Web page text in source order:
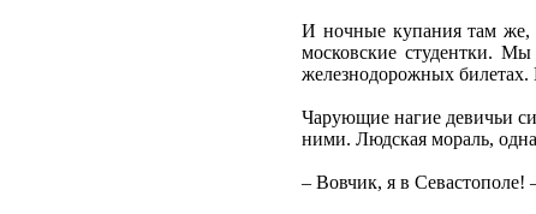
И ночные купания там же,
московские студентки.
железнодорожных билетах.
Чарующие нагие девичьи
ними. Людская мораль,
– Вовчик, я в Севастополе!